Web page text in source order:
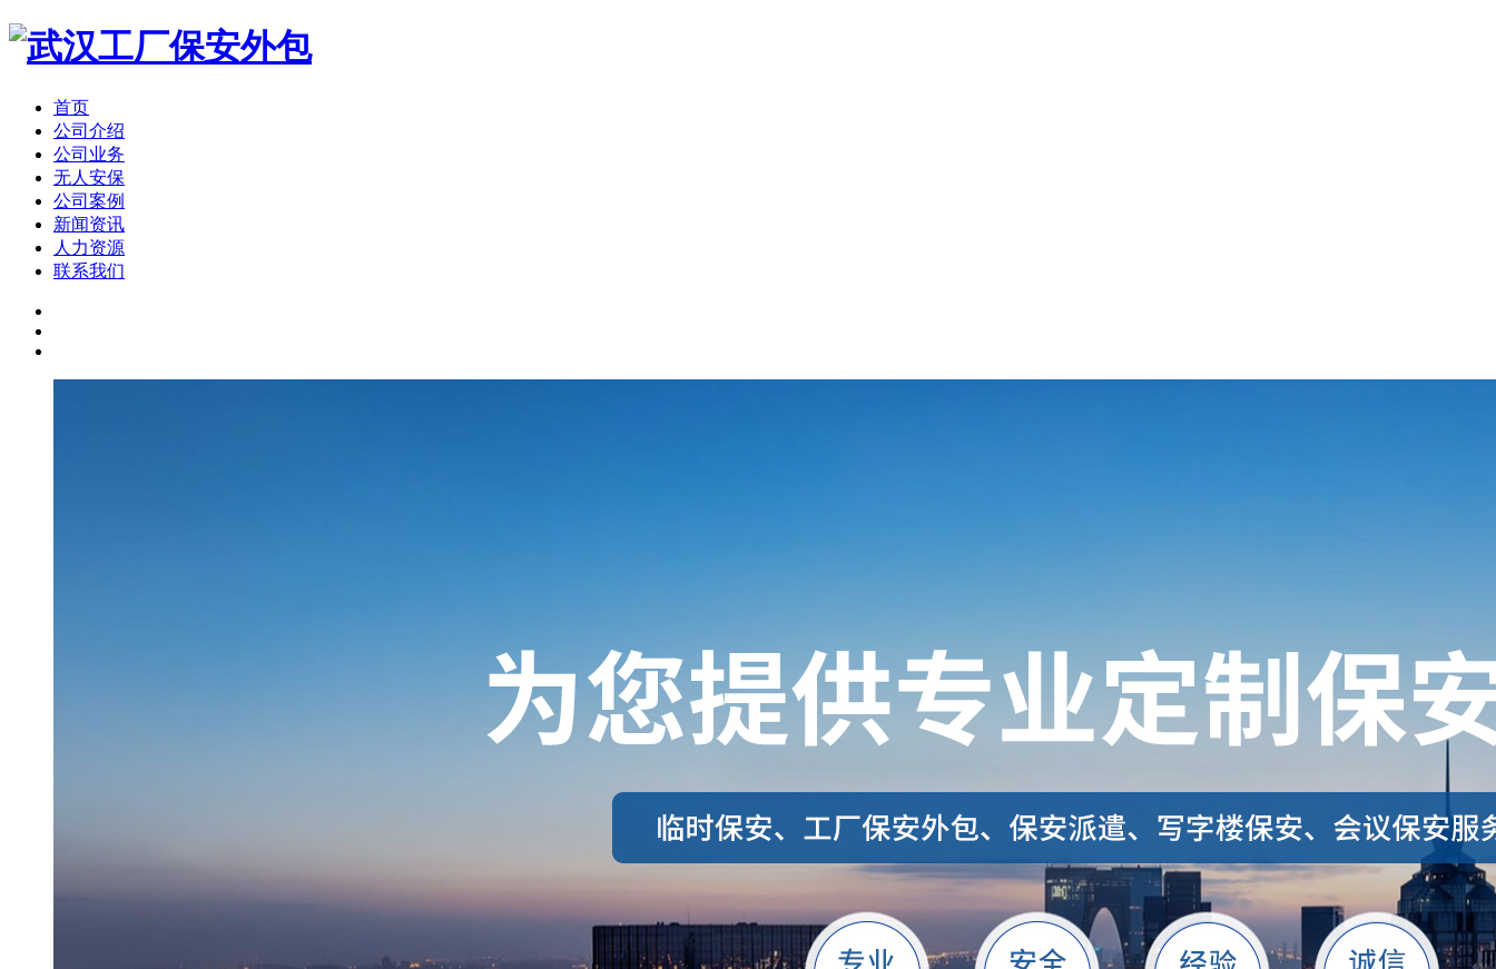
首页
公司介绍
公司业务
无人安保
公司案例
新闻资讯
人力资源
联系我们